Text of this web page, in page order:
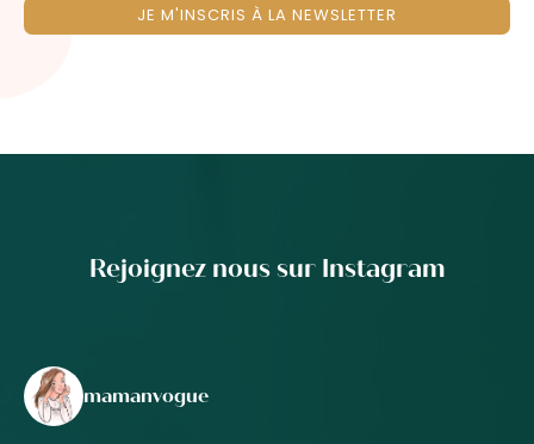
JE M'INSCRIS À LA NEWSLETTER
Rejoignez nous sur Instagram
mamanvogue